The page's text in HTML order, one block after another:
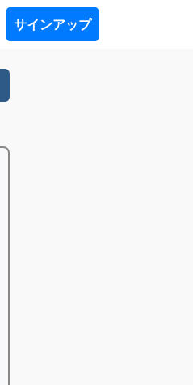
サインアップ